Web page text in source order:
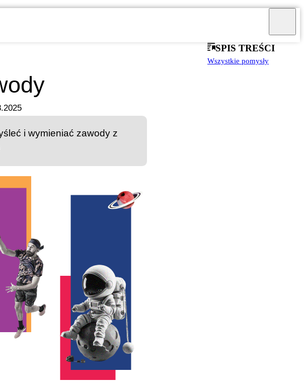
SPIS TREŚCI
Wszystkie pomysły
i wymieniać zawody z